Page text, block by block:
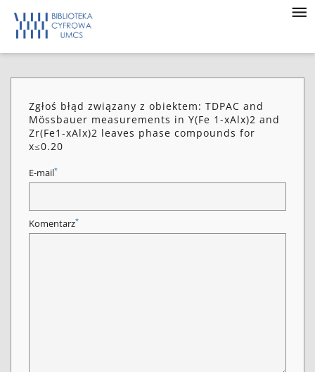
Zgłoś błąd związany z obiektem: TDPAC and
Mössbauer measurements in Y(Fe 1-xAlx)2 and
Zr(Fe1-xAlx)2 leaves phase compounds for
x≤0.20
E-mail*
Komentarz*